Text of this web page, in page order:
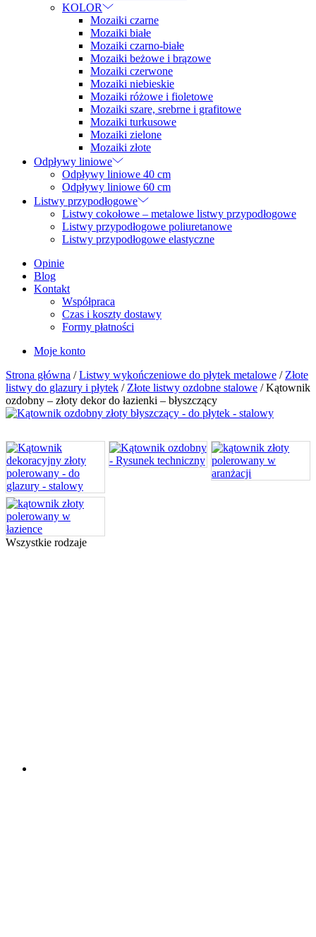
KOLOR
Mozaiki czarne
Mozaiki białe
Mozaiki czarno-białe
Mozaiki beżowe i brązowe
Mozaiki czerwone
Mozaiki niebieskie
Mozaiki różowe i fioletowe
Mozaiki szare, srebrne i grafitowe
Mozaiki turkusowe
Mozaiki zielone
Mozaiki złote
Odpływy liniowe
Odpływy liniowe 40 cm
Odpływy liniowe 60 cm
Listwy przypodłogowe
Listwy cokołowe – metalowe listwy przypodłogowe
Listwy przypodłogowe poliuretanowe
Listwy przypodłogowe elastyczne
Opinie
Blog
Kontakt
Współpraca
Czas i koszty dostawy
Formy płatności
Moje konto
Strona główna /Listwy wykończeniowe do płytek metalowe / Złote
listwy do glazury i płytek / Złote listwy ozdobne stalowe / Kątownik
ozdobny – złoty dekor do łazienki – błyszczący
Wszystkie rodzaje